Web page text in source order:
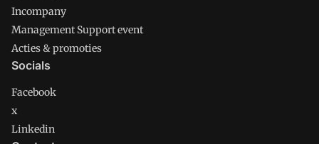
Incompany
Management Support event
Acties & promoties
Socials
Facebook
x
Linkedin